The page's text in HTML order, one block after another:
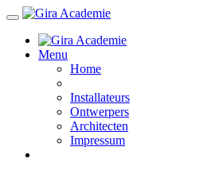
Menu
Home
Installateurs
Ontwerpers
Architecten
Impressum